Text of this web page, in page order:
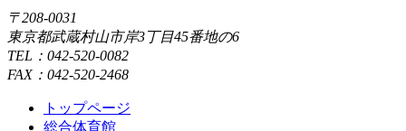
〒208-0031
東京都武蔵村山市岸3丁目45番地の6
TEL：042-520-0082
FAX：042-520-2468
トップページ
総合体育館